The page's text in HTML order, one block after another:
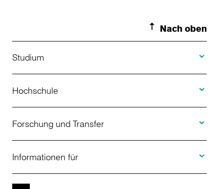
Nach oben
Studium
Studienangebot
Bewerbung
Studienberatung
Weiterbildung
Hochschule
Über uns
Aktuelles
Forschung und Transfer
Projekte
Informationen für